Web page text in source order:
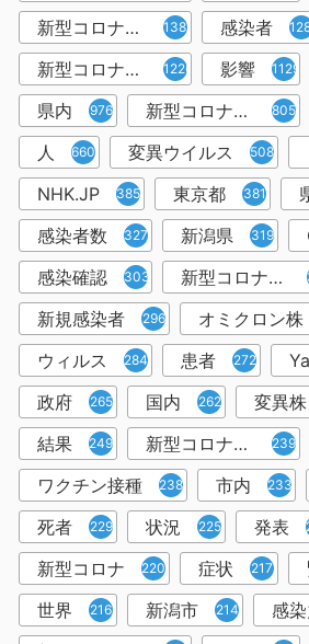
新型コロナウィルス 1382 感染者
新型コロナウイルス感染症 1226 影響 1129
県内 976 新型コロナウイルス感染 805
人 660 変異ウイルス 508
NHK.JP 385 東京都 381
感染者数 327 新潟県 319
感染確認 303 新型コロナウィルス感染症
新規感染者 296 オミクロン株
ウィルス 284 患者 272
政府 265 国内 262 変異株
結果 249 新型コロナウイルスワクチン 239
ワクチン接種 238 市内 233
死者 229 状況 225 発表
新型コロナ 220 症状 217
世界 216 新潟市 214 感